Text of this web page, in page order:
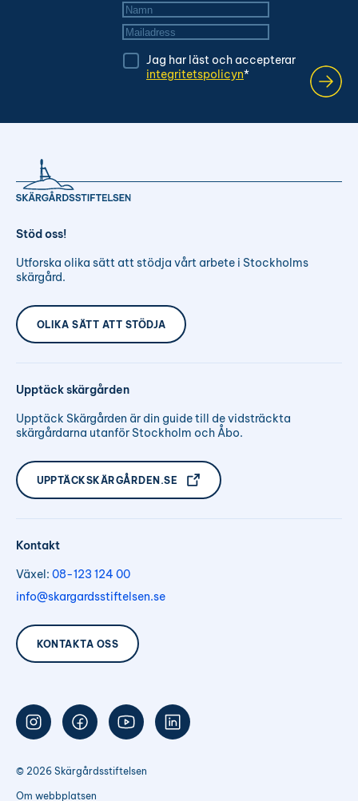
Namn
*
Mailadress*
Jag har läst och accepterar
integritetspolicyn*
Stöd oss!
Utforska olika sätt att stödja vårt arbete i Stockholms
skärgård.
OLIKA SÄTT ATT STÖDJA
Upptäck skärgården
Upptäck Skärgården är din guide till de vidsträckta
skärgårdarna utanför Stockholm och Åbo.
UPPTÄCKSKÄRGÅRDEN.SE
Kontakt
Växel: 08-123 124 00
info@skargardsstiftelsen.se
KONTAKTA OSS
© 2026 Skärgårdsstiftelsen
Om webbplatsen
Följ
oss
på
Följ
oss
på
Följ
oss
på
Följ
oss
på